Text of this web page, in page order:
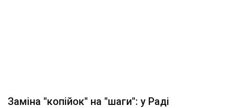
Заміна "копійок" на "шаги": у Раді